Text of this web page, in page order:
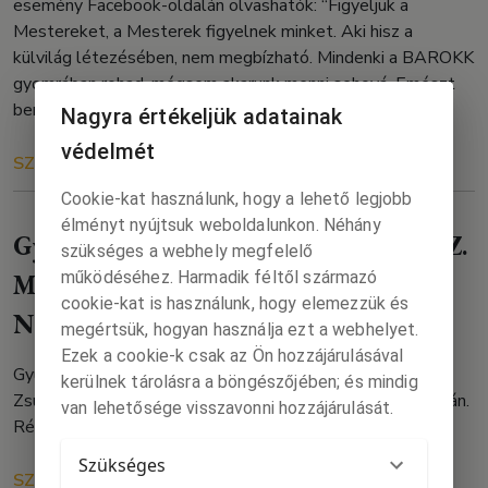
esemény Facebook-oldalán olvashatók: “Figyeljük a
Mestereket, a Mesterek figyelnek minket. Aki hisz a
külvilág létezésében, nem megbízható. Mindenki a BAROKK
gyomrában rohad, mégsem akarunk menni sehová. Emészt
bennünket a sav, emészt bennünket […]
SZÖVEG RÓLUNK
Gyukics Gáborral új köteteiről Nemes Z.
Márió és Hetényi Zsuzsa beszélget a
Nyitott Műhelyben
Gyukics Gáborral új köteteiről Nemes Z. Márió és Hetényi
Zsuzsa beszélget a Nyitott Műhelyben 2026. május 18-án.
Részletes információk:
SZÖVEGTŐLÜNK 2026. 05. 06.
Nagyra értékeljük adatainak
védelmét
Cookie-kat használunk, hogy a lehető legjobb
élményt nyújtsuk weboldalunkon. Néhány
szükséges a webhely megfelelő
működéséhez. Harmadik féltől származó
cookie-kat is használunk, hogy elemezzük és
megértsük, hogyan használja ezt a webhelyet.
Ezek a cookie-k csak az Ön hozzájárulásával
kerülnek tárolásra a böngészőjében; és mindig
van lehetősége visszavonni hozzájárulását.
Szükséges